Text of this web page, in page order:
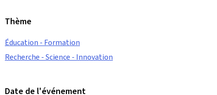
Thème
Éducation - Formation
Recherche - Science - Innovation
Date de l'événement